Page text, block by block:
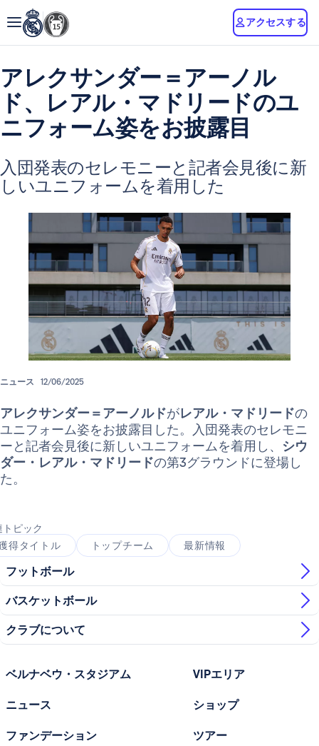
アクセスする
アレクサンダー＝アーノル
ド、レアル・マドリードのユ
ニフォーム姿をお披露目
入団発表のセレモニーと記者会見後に新
しいユニフォームを着用した
ニュース 12/06/2025
アレクサンダー＝アーノルドがレアル・マドリードの
ユニフォーム姿をお披露目した。入団発表のセレモニ
ーと記者会見後に新しいユニフォームを着用し、 シウ
ダー・レアル・マドリードの第3グラウンドに登場し
た。
トピック
得タイトル
トップチーム 最新情報
フットボール
バスケットボール
クラブについて
ベルナベウ・スタジアム
ニュース
ファンデーション
VIPエリア
ショップ
ツアー